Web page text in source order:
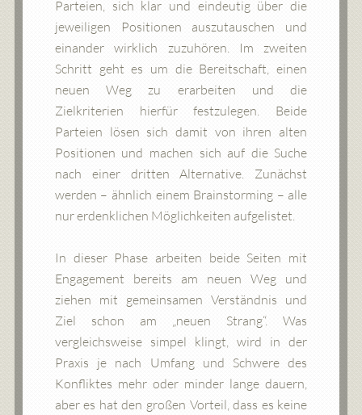
Parteien, sich klar und eindeutig über die
jeweiligen Positionen auszutauschen und
einander wirklich zuzuhören. Im zweiten
Schritt geht es um die Bereitschaft, einen
neuen Weg zu erarbeiten und die
Zielkriterien hierfür festzulegen. Beide
Parteien lösen sich damit von ihren alten
Positionen und machen sich auf die Suche
nach einer dritten Alternative. Zunächst
werden – ähnlich einem Brainstorming – alle
nur erdenklichen Möglichkeiten aufgelistet.
In dieser Phase arbeiten beide Seiten mit
Engagement bereits am neuen Weg und
ziehen mit gemeinsamen Verständnis und
Ziel schon am „neuen Strang“. Was
vergleichsweise simpel klingt, wird in der
Praxis je nach Umfang und Schwere des
Konfliktes mehr oder minder lange dauern,
aber es hat den großen Vorteil, dass es keine